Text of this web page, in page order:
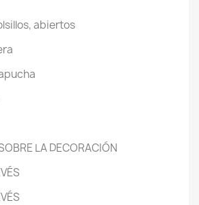
abiertos
LA DECORACIÓN